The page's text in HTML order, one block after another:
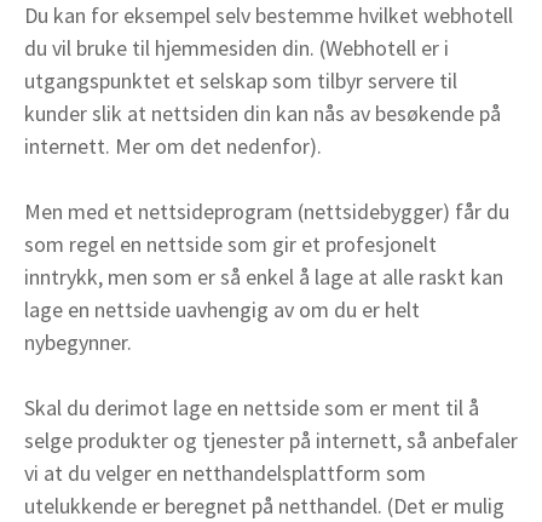
Du kan for eksempel selv bestemme hvilket webhotell
du vil bruke til hjemmesiden din. (Webhotell er i
utgangspunktet et selskap som tilbyr servere til
kunder slik at nettsiden din kan nås av besøkende på
internett. Mer om det nedenfor).
Men med et nettsideprogram (nettsidebygger) får du
som regel en nettside som gir et profesjonelt
inntrykk, men som er så enkel å lage at alle raskt kan
lage en nettside uavhengig av om du er helt
nybegynner.
Skal du derimot lage en nettside som er ment til å
selge produkter og tjenester på internett, så anbefaler
vi at du velger en netthandelsplattform som
utelukkende er beregnet på netthandel. (Det er mulig